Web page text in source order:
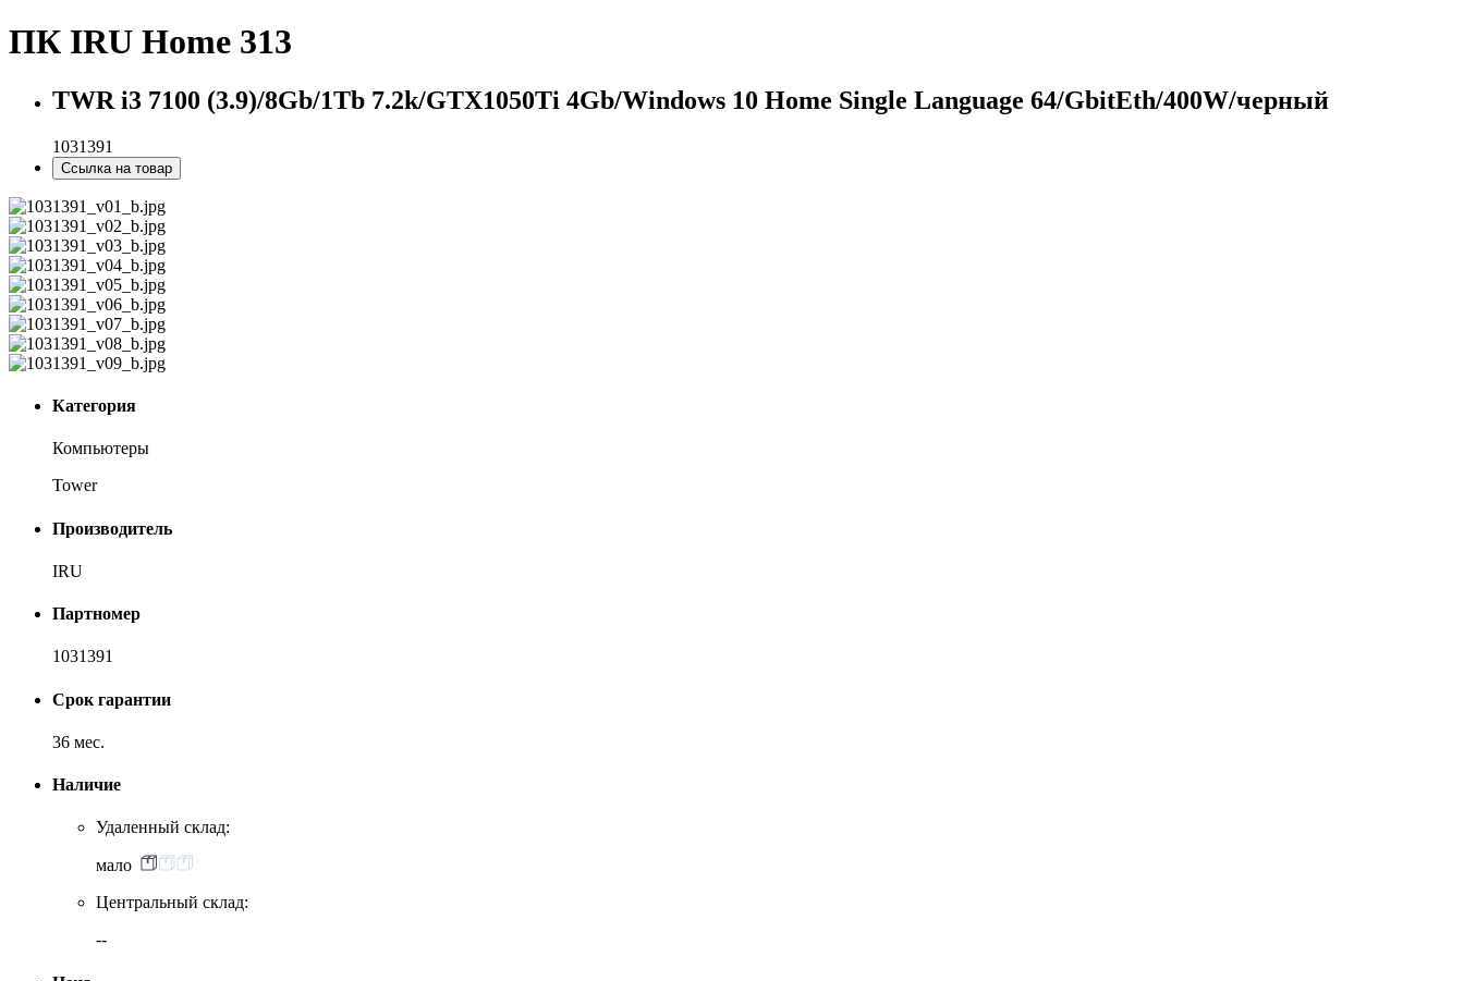
ПК IRU Home 313
TWR i3 7100 (3.9)/8Gb/1Tb 7.2k/GTX1050Ti 4Gb/Windows 10 Home Single Language 64/GbitEth/400W/черный
1031391
Ссылка на товар
Категория
Компьютеры
Tower
Производитель
IRU
Партномер
1031391
Срок гарантии
36 мес.
Наличие
Удаленный склад:
мало
Центральный склад:
--